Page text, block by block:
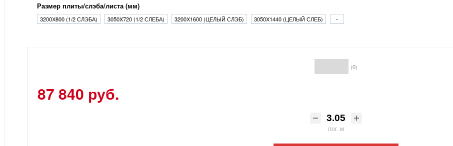
Размер плиты/слэба/листа (мм)
3200Х800 (1/2 СЛЭБА) 3050X720 (1/2 СЛЕБА) 3200Х1600 (ЦЕЛЫЙ СЛЭБ) 3050X1440 (ЦЕЛЫЙ СЛЕБ) -
(0)
87 840 руб.
пог. м